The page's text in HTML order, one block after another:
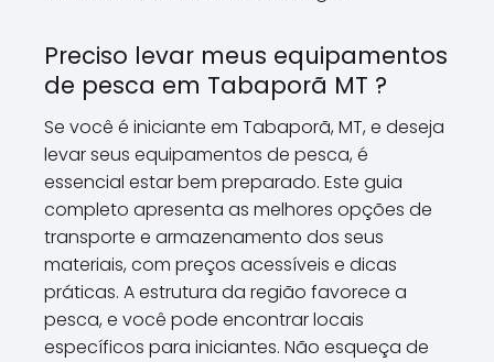
Preciso levar meus equipamentos
de pesca em Tabaporã MT ?
Se você é iniciante em Tabaporã, MT, e deseja
levar seus equipamentos de pesca, é
essencial estar bem preparado. Este guia
completo apresenta as melhores opções de
transporte e armazenamento dos seus
materiais, com preços acessíveis e dicas
práticas. A estrutura da região favorece a
pesca, e você pode encontrar locais
específicos para iniciantes. Não esqueça de